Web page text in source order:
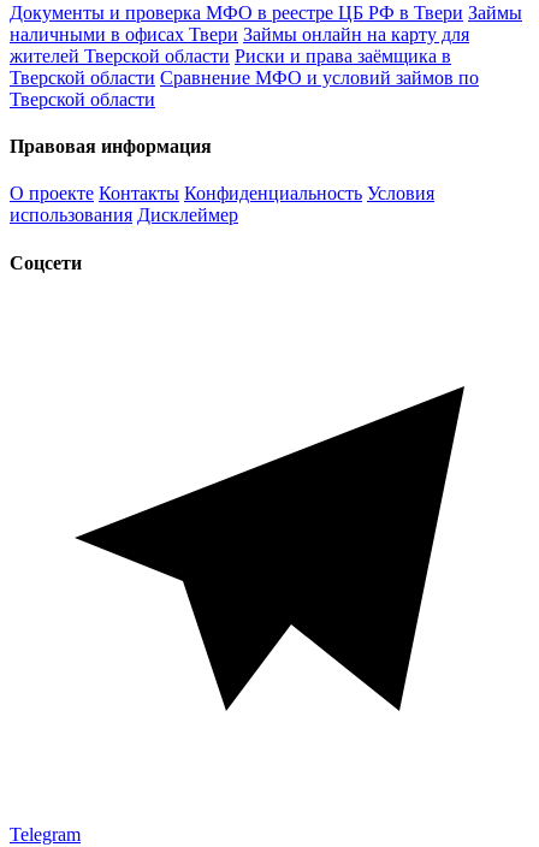
Документы и проверка МФО в реестре ЦБ РФ в Твери Займы
наличными в офисах Твери Займы онлайн на карту для
жителей Тверской области Риски и права заёмщика в
Тверской области Сравнение МФО и условий займов по
Тверской области
Правовая информация
О проекте Контакты Конфиденциальность Условия
использования Дисклеймер
Соцсети
Telegram